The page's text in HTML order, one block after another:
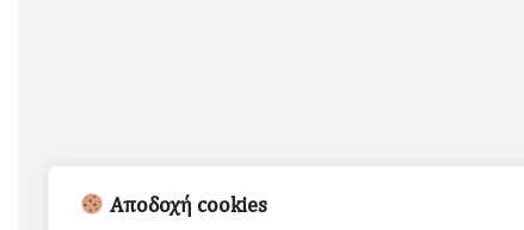
Αποδοχή cookies